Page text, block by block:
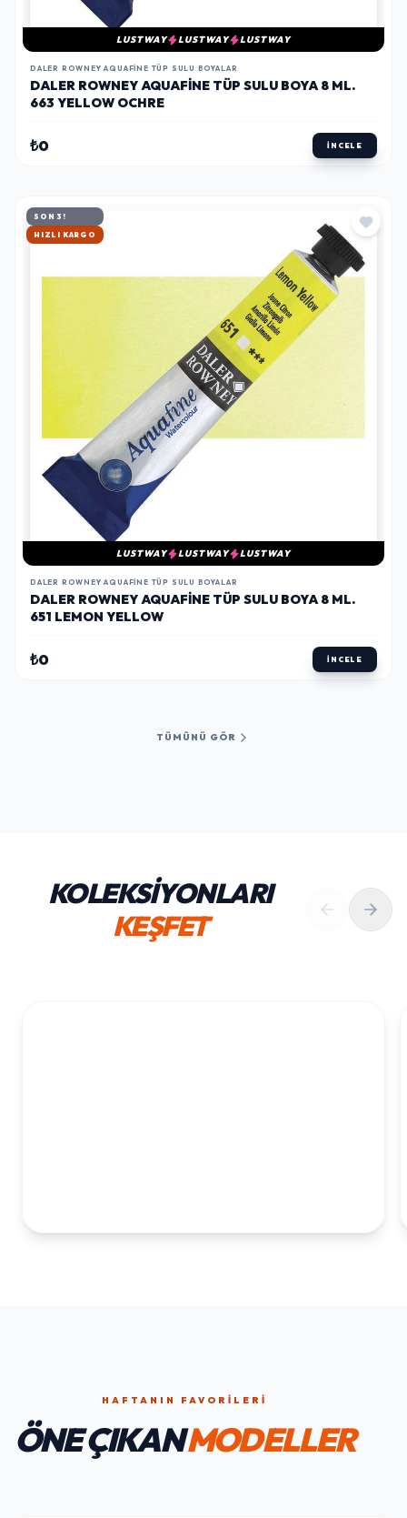
LUSTWAY LUSTWAY LUSTWAY
DALER ROWNEY AQUAFINE TÜP SULU BOYALAR
DALER ROWNEY AQUAFINE TÜP SULU BOYA 8 ML.
663 YELLOW OCHRE
₺0 İNCELE
SON 3!
HIZLI KARGO
LUSTWAY LUSTWAY LUSTWAY
DALER ROWNEY AQUAFINE TÜP SULU BOYALAR
DALER ROWNEY AQUAFINE TÜP SULU BOYA 8 ML.
651 LEMON YELLOW
₺0 İNCELE
TÜMÜNÜ GÖR
KOLEKSİYONLARI
KEŞFET
HAFTANIN FAVORILERI
ÖNE ÇIKANMODELLER